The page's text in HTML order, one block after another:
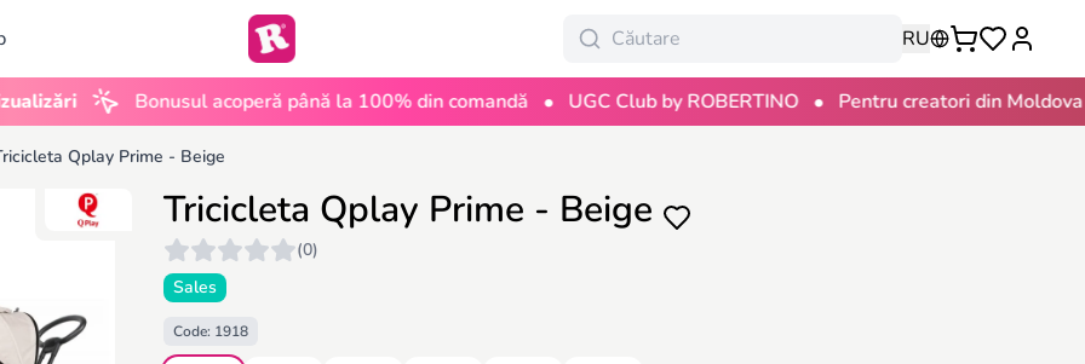
RU
Bonusul acoperă până la 100% din comandă • UGC Club by ROBERTINO • Pentru creatori din Moldova •
Qplay Prime - Beige
Tricicleta Qplay Prime - Beige
(0)
Sales
Code: 1918